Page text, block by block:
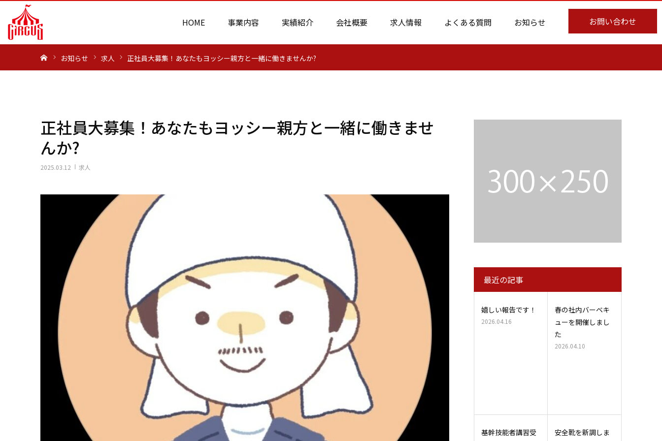
お問い合わせ
HOME 事業内容 実績紹介 会社概要 求人情報 よくある質問 お知らせ
お知らせ 求人 正社員大募集！あなたもヨッシー親方と一緒に働きませんか?
正社員大募集！あなたもヨッシー親方と一緒に働きませ
んか?
2025.03.12 求人
最近の記事
嬉しい報告です！
2026.04.16
春の社内バーベキ
ューを開催しまし
た
2026.04.10
基幹技能者講習受
安全靴を新調しま